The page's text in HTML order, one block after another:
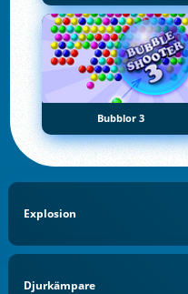
Bubblor 3
Explosion
Djurkämpare